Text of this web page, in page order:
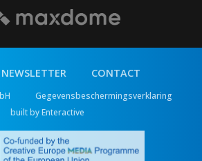
NEWSLETTER CONTACT
Gegevensbeschermingsverklaring
built by Enteractive